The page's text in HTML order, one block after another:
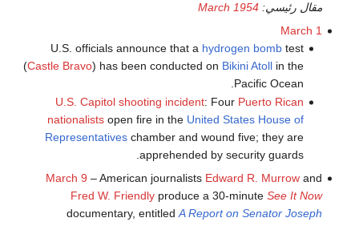
مقال رئيسي:March 1954
March 1
U.S. officials announce that a hydrogen bomb test
(Castle Bravo) has been conducted on Bikini Atoll in the
Pacific Ocean.
U.S. Capitol shooting incident: Four Puerto Rican
nationalists open fire in the United States House of
Representatives chamber and wound five; they are
apprehended by security guards.
March 9 – American journalists Edward R. Murrowand
Fred W. Friendlyproduce a 30-minute See It Now
documentary, entitledA Report on Senator Joseph